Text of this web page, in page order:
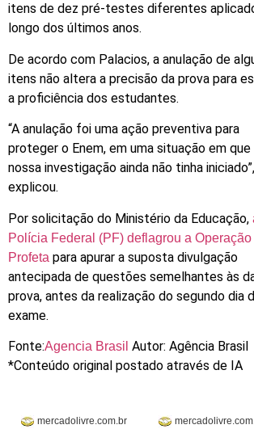
itens de dez pré-testes diferentes
longo dos últimos anos.
De acordo com Palacios, a anulação de
itens não altera a precisão da prova para
a proficiência dos estudantes.
“A anulação foi uma ação preventiva para
proteger o Enem, em uma situação em que
nossa investigação ainda não tinha iniciado”,
explicou.
Por solicitação do Ministério da Educação,
Polícia Federal (PF) deflagrou a Operação
Profeta para apurar a suposta divulgação
antecipada de questões semelhantes às
prova, antes da realização do segundo dia
exame.
Fonte:Agencia Brasil Autor: Agência Brasil
*Conteúdo original postado através de IA
mercadolivre.com.br